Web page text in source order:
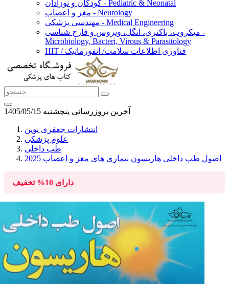
کودکان و نوزادان - Pediatric & Neonatal
مغز و اعصاب - Neurology
مهندسی پزشکی - Medical Engineering
میکروب، باکتری، انگل، ویروس و قارچ شناسی -
Microbiology, Bacteri, Virous & Parasitology
HIT / فناوری اطلاعات سلامت/ انفورماتیک
آخرین بروزرسانی پنچشنبه 1405/05/15
انتشارات جعفری نوین
علوم پزشکی
طب داخلی
اصول طب داخلی هاریسون بیماری های مغز و اعصاب 2025
دارای 10% تخفیف